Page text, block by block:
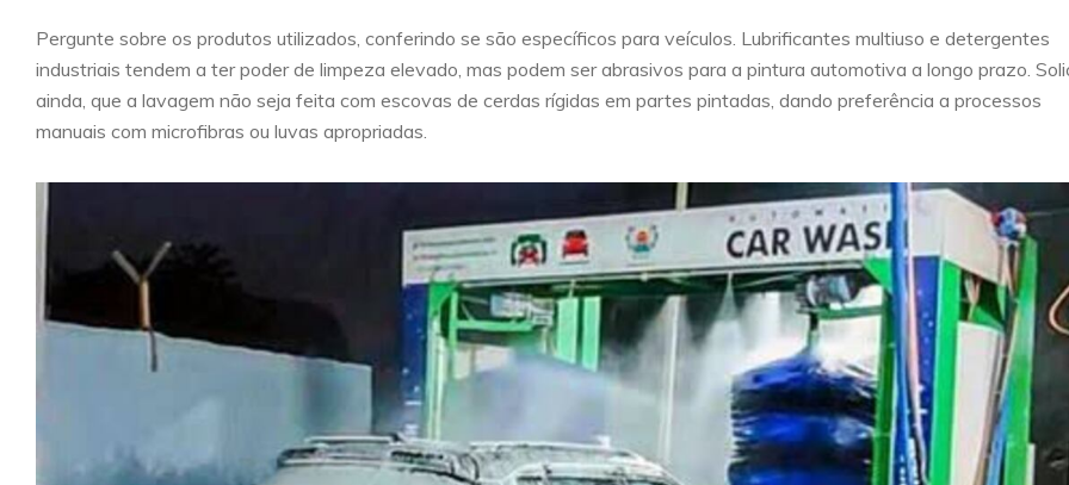
Pergunte sobre os produtos utilizados, conferindo se são específicos para veículos. Lubrificantes multiuso e detergentes
industriais tendem a ter poder de limpeza elevado, mas podem ser abrasivos para a pintura automotiva a longo prazo.
ainda, que a lavagem não seja feita com escovas de cerdas rígidas em partes pintadas, dando preferência a processos
manuais com microfibras ou luvas apropriadas.